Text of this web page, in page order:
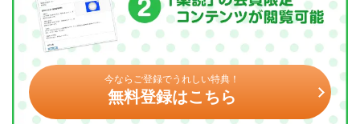
今ならご登録でうれしい特典！
無料登録はこちら